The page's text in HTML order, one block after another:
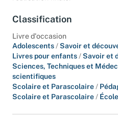
Classification
Livre d'occasion
Adolescents /Savoir et
Livres pour enfants /Savoir et
Sciences, Techniques et
scientifiques
Scolaire et Parascolaire /